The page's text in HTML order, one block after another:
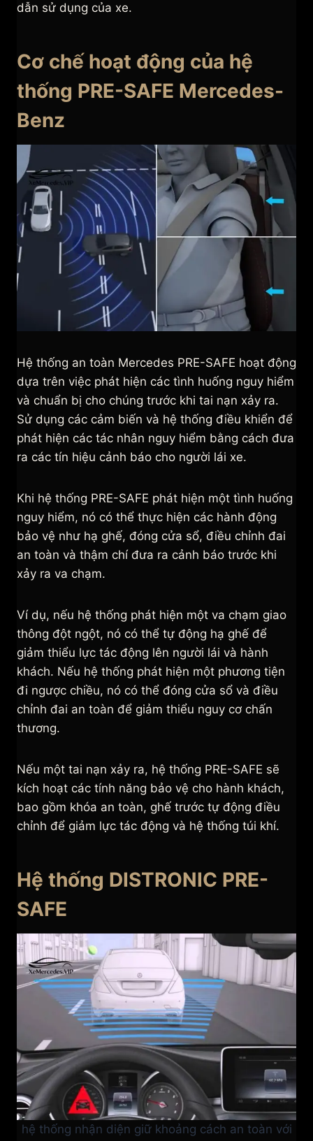
dẫn sử dụng của xe.
Cơ chế hoạt động của hệ
thống PRE-SAFE Mercedes-
Benz
Hệ thống an toàn Mercedes PRE-SAFE hoạt động
dựa trên việc phát hiện các tình huống nguy hiểm
và chuẩn bị cho chúng trước khi tai nạn xảy ra.
Sử dụng các cảm biến và hệ thống điều khiển để
phát hiện các tác nhân nguy hiểm bằng cách đưa
ra các tín hiệu cảnh báo cho người lái xe.
Khi hệ thống PRE-SAFE phát hiện một tình huống
nguy hiểm, nó có thể thực hiện các hành động
bảo vệ như hạ ghế, đóng cửa sổ, điều chỉnh đai
an toàn và thậm chí đưa ra cảnh báo trước khi
xảy ra va chạm.
Ví dụ, nếu hệ thống phát hiện một va chạm giao
thông đột ngột, nó có thể tự động hạ ghế để
giảm thiểu lực tác động lên người lái và hành
khách. Nếu hệ thống phát hiện một phương tiện
đi ngược chiều, nó có thể đóng cửa sổ và điều
chỉnh đai an toàn để giảm thiểu nguy cơ chấn
thương.
Nếu một tai nạn xảy ra, hệ thống PRE-SAFE sẽ
kích hoạt các tính năng bảo vệ cho hành khách,
bao gồm khóa an toàn, ghế trước tự động điều
chỉnh để giảm lực tác động và hệ thống túi khí.
Hệ thống DISTRONIC PRE-
SAFE
hệ thống nhận diện giữ khoảng cách an toàn với